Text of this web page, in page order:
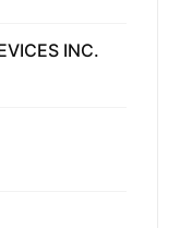
INC.